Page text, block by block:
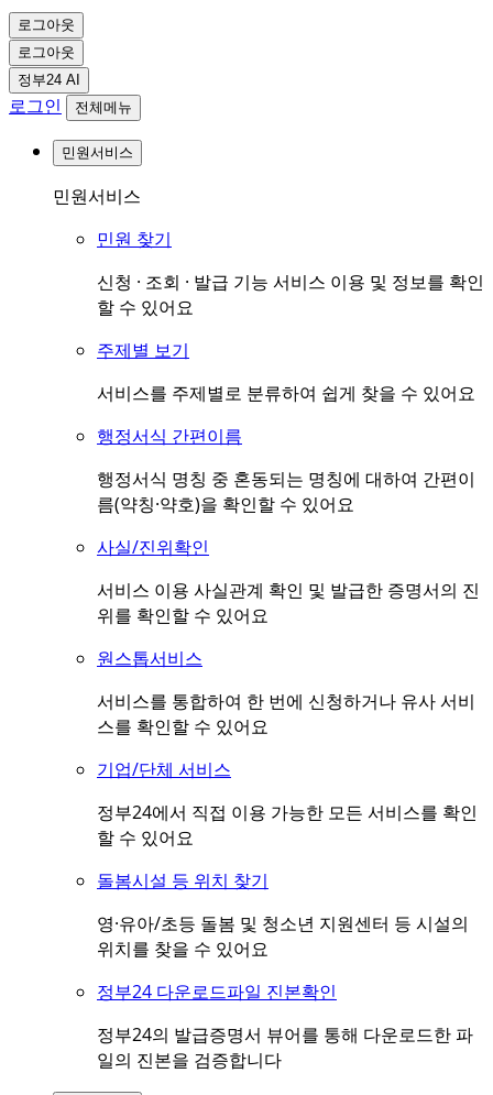
로그아웃
로그아웃
정부24 AI
로그인 전체메뉴
민원서비스
민원서비스
민원 찾기
신청 · 조회 · 발급 기능 서비스 이용 및 정보를 확인
할 수 있어요
주제별 보기
서비스를 주제별로 분류하여 쉽게 찾을 수 있어요
행정서식 간편이름
행정서식 명칭 중 혼동되는 명칭에 대하여 간편이
름(약칭·약호)을 확인할 수 있어요
사실/진위확인
서비스 이용 사실관계 확인 및 발급한 증명서의 진
위를 확인할 수 있어요
원스톱서비스
서비스를 통합하여 한 번에 신청하거나 유사 서비
스를 확인할 수 있어요
기업/단체 서비스
정부24에서 직접 이용 가능한 모든 서비스를 확인
할 수 있어요
돌봄시설 등 위치 찾기
영·유아/초등 돌봄 및 청소년 지원센터 등 시설의
위치를 찾을 수 있어요
정부24 다운로드파일 진본확인
정부24의 발급증명서 뷰어를 통해 다운로드한 파
일의 진본을 검증합니다